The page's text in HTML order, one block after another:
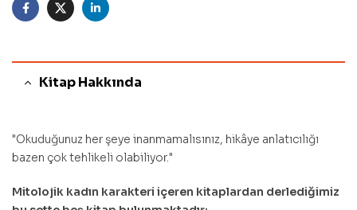
FacebookTwitterLinkedin
Kitap Hakkında
"Okuduğunuz her şeye inanmamalısınız, hikâye anlatıcılığı
bazen çok tehlikeli olabiliyor."
Mitolojik kadın karakteri içeren kitaplardan derlediğimiz